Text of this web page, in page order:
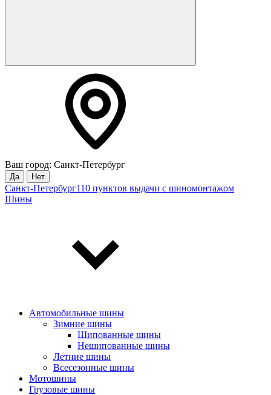
Ваш город: Санкт-Петербург
Да Нет
Санкт-Петербург110 пунктов выдачи с шиномонтажом
Шины
Автомобильные шины
Зимние шины
Шипованные шины
Нешипованные шины
Летние шины
Всесезонные шины
Мотошины
Грузовые шины